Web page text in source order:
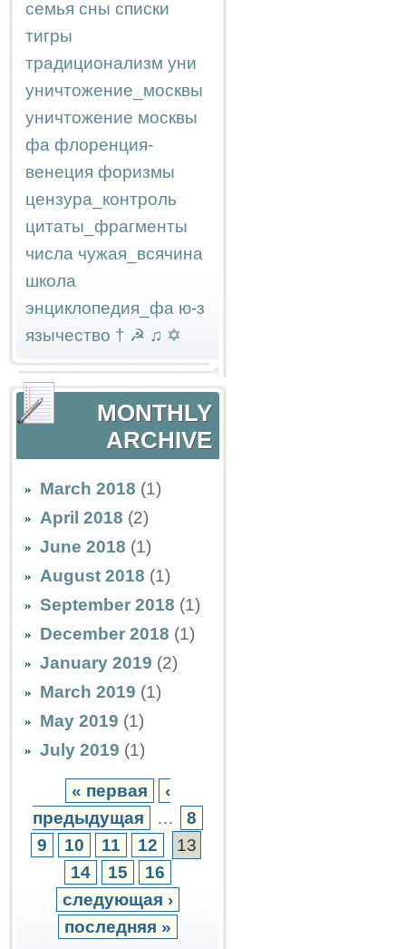
семья сны списки
тигры
традиционализм уни
уничтожение_москвы
уничтожение москвы
фа флоренция-
венеция форизмы
цензура_контроль
цитаты_фрагменты
числа чужая_всячина
школа
энциклопедия_фа ю-з
язычество † ☭ ♫ ✡
MONTHLY
ARCHIVE
March 2018 (1)
April 2018 (2)
June 2018 (1)
August 2018 (1)
September 2018 (1)
December 2018 (1)
January 2019 (2)
March 2019 (1)
May 2019 (1)
July 2019 (1)
« первая
‹
предыдущая
…
8
9
10 11 12
13
14
15
16
следующая ›
последняя »